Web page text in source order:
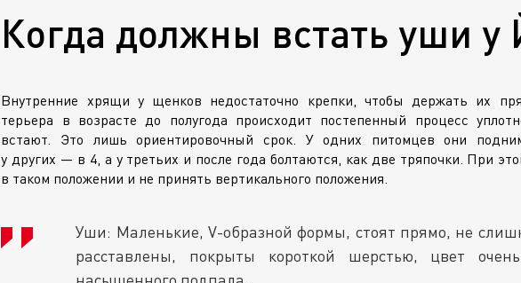
Когда должны встать уши у
Внутренние хрящи у щенков недостаточно крепки, чтобы держать их
терьера в возрасте до полугода происходит постепенный процесс
встают. Это лишь ориентировочный срок. У одних питомцев они
у других — в 4, а у третьих и после года болтаются, как две тряпочки. При
в таком положении и не принять вертикального положения.
Уши: Маленькие, V-образной формы, стоят прямо, не
расставлены, покрыты короткой шерстью, цвет очень